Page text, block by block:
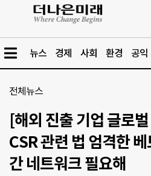
뉴스 경제 사회 환경 공익
전체뉴스
[해외 진출 기업 글로
CSR 관련 법 엄격한
간 네트워크 필요해